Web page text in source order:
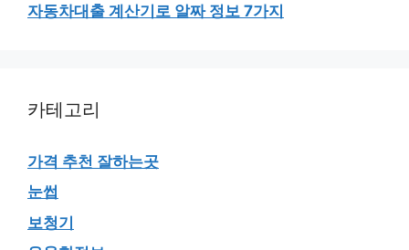
자동차대출 계산기로 알짜 정보 7가지
카테고리
가격 추천 잘하는곳
눈썹
보청기